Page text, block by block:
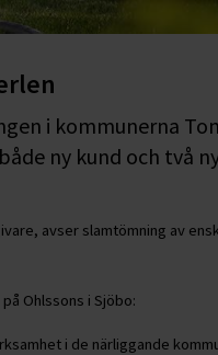
i kommunerna
ny kund och två
avser slamtömning av
Ohlssons i Sjöbo:
i de närliggande